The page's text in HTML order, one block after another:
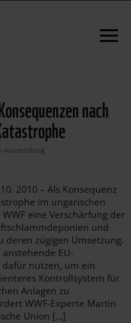
nach
Aussendung
2010 – Als Konsequenz
im ungarischen
eine Verschärfung der
und
deren zügigen Umsetzung.
EU-
nutzen, um ein
Kontrollsystem für
Anlagen zu
WWF-Experte Martin
Union […]